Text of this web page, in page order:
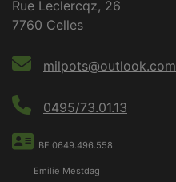
Rue Leclercqz, 26
7760 Celles
milpots@outlook.com
0495/73.01.13
BE 0649.496.558
Emilie Mestdag